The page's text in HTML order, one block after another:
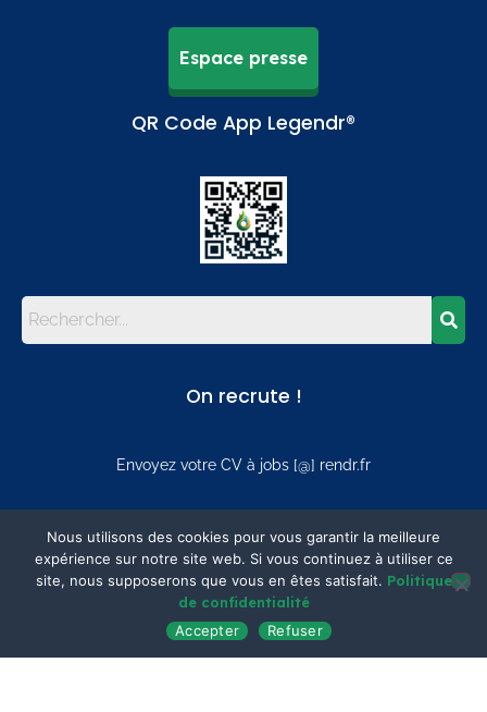
Espace presse
QR Code App Legendr®
On recrute !
Envoyez votre CV à jobs [@] rendr.fr
Mentions
Mentions légales
Politique de confidentialité
Plan du site
Nous utilisons des cookies pour vous garantir la meilleure
expérience sur notre site web. Si vous continuez à utiliser ce
site, nous supposerons que vous en êtes satisfait. Politique
de confidentialité
Accepter
Refuser